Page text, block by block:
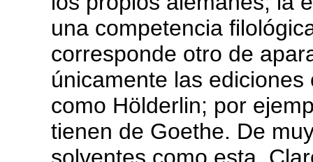
una competencia
corresponde otro de
únicamente las
como Hölderlin; por
tienen de Goethe. De